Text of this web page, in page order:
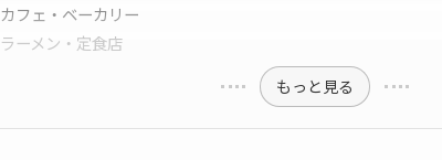
カフェ・ベーカリー
ラーメン・定食店
もっと見る